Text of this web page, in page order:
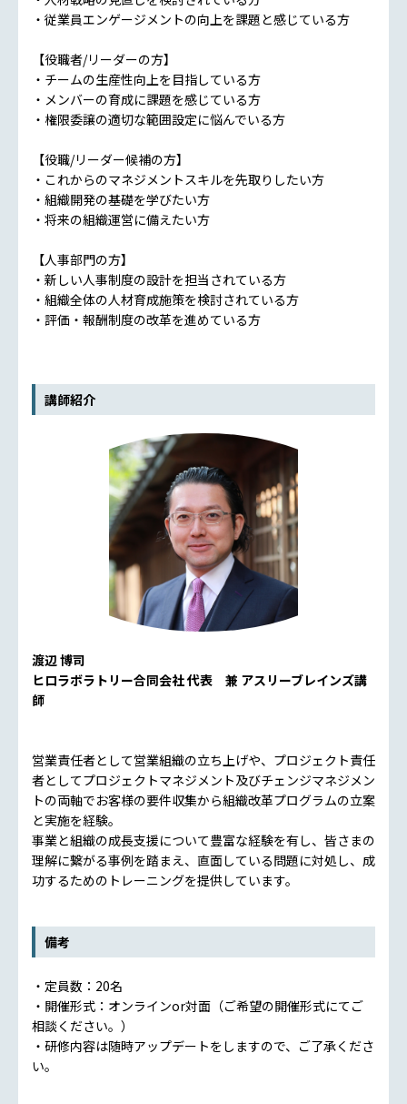
・従業員エンゲージメントの向上を課題と感じている方
【役職者/リーダーの方】
・チームの生産性向上を目指している方
・メンバーの育成に課題を感じている方
・権限委譲の適切な範囲設定に悩んでいる方
【役職/リーダー候補の方】
・これからのマネジメントスキルを先取りしたい方
・組織開発の基礎を学びたい方
・将来の組織運営に備えたい方
【人事部門の方】
・新しい人事制度の設計を担当されている方
・組織全体の人材育成施策を検討されている方
・評価・報酬制度の改革を進めている方
講師紹介
渡辺 博司
ヒロラボラトリー合同会社 代表 兼 アスリーブレインズ講
師
営業責任者として営業組織の立ち上げや、プロジェクト責任
者としてプロジェクトマネジメント及びチェンジマネジメン
トの両軸でお客様の要件収集から組織改革プログラムの立案
と実施を経験。
事業と組織の成長支援について豊富な経験を有し、皆さまの
理解に繋がる事例を踏まえ、直面している問題に対処し、成
功するためのトレーニングを提供しています。
備考
・定員数：20名
・開催形式：オンラインor対面（ご希望の開催形式にてご
相談ください。）
・研修内容は随時アップデートをしますので、ご了承くださ
い。